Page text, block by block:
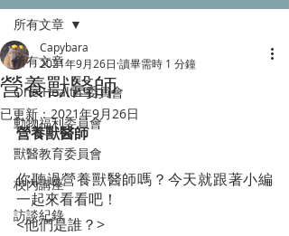
所有文章
One Health 委員會
動物福利委員會
獸醫教育委員會
校內講座
訪談紀錄
所有文章
營養獸醫師
Capybara
2021年9月26日 讀畢需時 1 分鐘
已更新：2021年9月26日
營養獸醫師
你聽過營養獸醫師嗎？今天就跟著小編
一起來看看吧！
<他們是誰？>